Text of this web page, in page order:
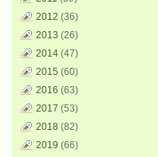
2012 (36)
2013 (26)
2014 (47)
2015 (60)
2016 (63)
2017 (53)
2018 (82)
2019 (66)